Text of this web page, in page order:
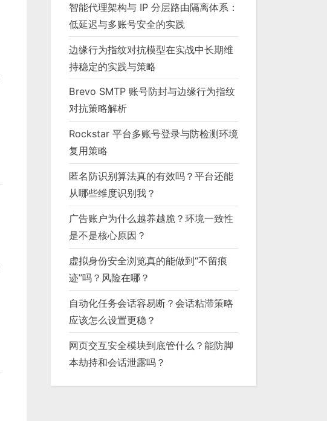
智能代理架构与 IP 分层路由隔离体系：
低延迟与多账号安全的实践
边缘行为指纹对抗模型在实战中长期维
持稳定的实践与策略
Brevo SMTP 账号防封与边缘行为指纹
对抗策略解析
Rockstar 平台多账号登录与防检测环境
复用策略
匿名防识别算法真的有效吗？平台还能
从哪些维度识别我？
广告账户为什么越养越脆？环境一致性
是不是核心原因？
虚拟身份安全浏览真的能做到“不留痕
迹”吗？风险在哪？
自动化任务会话容易断？会话粘滞策略
应该怎么设置更稳？
网页交互安全模块到底管什么？能防脚
本劫持和会话泄露吗？